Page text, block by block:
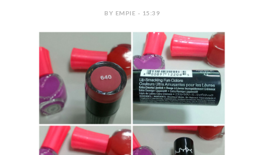
BY EMPIE - 15:39